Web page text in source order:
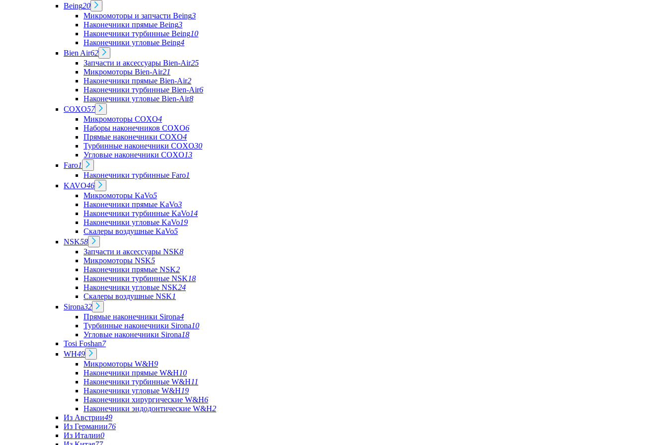
Being20
Микромоторы и запчасти Being3
Наконечники прямые Being3
Наконечники турбинные Being10
Наконечники угловые Being4
Bien Air62
Запчасти и аксессуары Bien-Air25
Микромоторы Bien-Air21
Наконечники прямые Bien-Air2
Наконечники турбинные Bien-Air6
Наконечники угловые Bien-Air8
COXO57
Микромоторы COXO4
Наборы наконечников COXO6
Прямые наконечники COXO4
Турбинные наконечники COXO30
Угловые наконечники COXO13
Faro1
Наконечники турбинные Faro1
KAVO46
Микромоторы KaVo5
Наконечники прямые KaVo3
Наконечники турбинные KaVo14
Наконечники угловые KaVo19
Скалеры воздушные KaVo5
NSK58
Запчасти и аксессуары NSK8
Микромоторы NSK5
Наконечники прямые NSK2
Наконечники турбинные NSK18
Наконечники угловые NSK24
Скалеры воздушные NSK1
Sirona32
Прямые наконечники Sirona4
Турбинные наконечники Sirona10
Угловые наконечники Sirona18
Tosi Foshan7
WH49
Микромоторы W&H9
Наконечники прямые W&H10
Наконечники турбинные W&H11
Наконечники угловые W&H19
Наконечники хирургические W&H6
Наконечники эндодонтические W&H2
Из Австрии49
Из Германии76
Из Италии0